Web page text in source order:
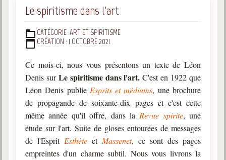
Le spiritisme dans l'art
DÉTAILS
CATÉGORIE :ART ET SPIRITISME
CRÉATION : 1 OCTOBRE 2021
Ce mois-ci, nous vous présentons un texte de Léon
Denis surLe spiritisme dans l'art.C'est en 1922 que
Léon Denis publie Esprits et médiums, une brochure
de propagande de soixante-dix pages et c'est cette
même année qu'il offre, dans la Revue spirite, une
étude sur l'art. Suite de gloses entourées de messages
de l'Esprit Esthète et Massenet, ce sont des pages
empreintes d'un charme subtil. Nous vous livrons la